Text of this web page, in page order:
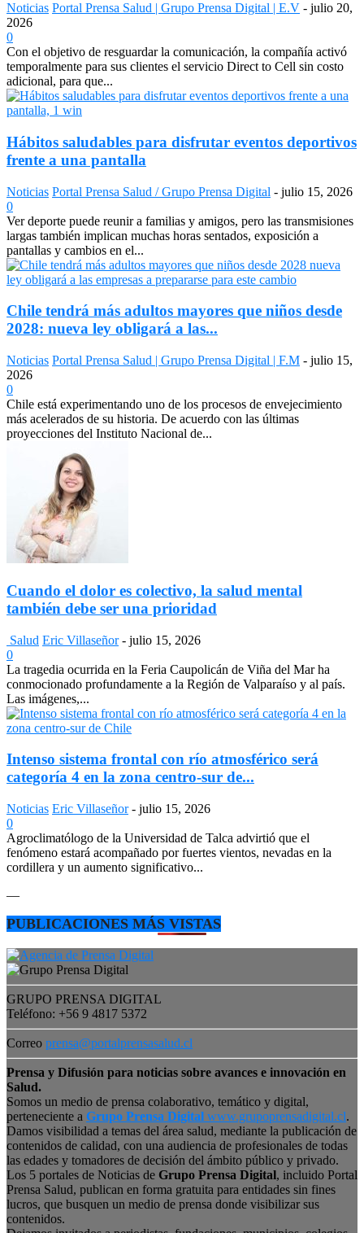
Noticias Portal Prensa Salud | Grupo Prensa Digital | E.V - julio 20,
2026
0
Con el objetivo de resguardar la comunicación, la compañía activó
temporalmente para sus clientes el servicio Direct to Cell sin costo
adicional, para que...
Hábitos saludables para disfrutar eventos deportivos
frente a una pantalla
Noticias Portal Prensa Salud / Grupo Prensa Digital - julio 15, 2026
0
Ver deporte puede reunir a familias y amigos, pero las transmisiones
largas también implican muchas horas sentados, exposición a
pantallas y cambios en el...
Chile tendrá más adultos mayores que niños desde
2028: nueva ley obligará a las...
Noticias Portal Prensa Salud | Grupo Prensa Digital | F.M - julio 15,
2026
0
Chile está experimentando uno de los procesos de envejecimiento
más acelerados de su historia. De acuerdo con las últimas
proyecciones del Instituto Nacional de...
Cuando el dolor es colectivo, la salud mental
también debe ser una prioridad
Salud Eric Villaseñor - julio 15, 2026
0
La tragedia ocurrida en la Feria Caupolicán de Viña del Mar ha
conmocionado profundamente a la Región de Valparaíso y al país.
Las imágenes,...
Intenso sistema frontal con río atmosférico será
categoría 4 en la zona centro-sur de...
Noticias Eric Villaseñor - julio 15, 2026
0
Agroclimatólogo de la Universidad de Talca advirtió que el
fenómeno estará acompañado por fuertes vientos, nevadas en la
cordillera y un aumento significativo...
—
PUBLICACIONES MÁS VISTAS
GRUPO PRENSA DIGITAL
Teléfono: +56 9 4817 5372
Correo prensa@portalprensasalud.cl
Prensa y Difusión para noticias sobre avances e innovación en
Salud.
Somos un medio de prensa colaborativo, temático y digital,
perteneciente a Grupo Prensa Digital www.grupoprensadigital.cl.
Damos visibilidad a temas del área salud, mediante la publicación de
contenidos de calidad, con una audiencia de profesionales de todas
las edades y tomadores de decisión del ámbito público y privado.
Los 5 portales de Noticias de Grupo Prensa Digital, incluido Portal
Prensa Salud, publican en forma gratuita para entidades sin fines
lucros, que busquen un medio de prensa donde visibilizar sus
contenidos.